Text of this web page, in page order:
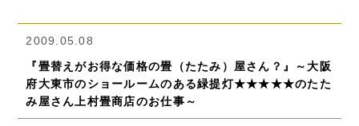
2009.05.08
『畳替えがお得な価格の畳（たたみ）屋さん？』～大阪
府大東市のショールームのある緑提灯★★★★★のたた
み屋さん上村畳商店のお仕事～